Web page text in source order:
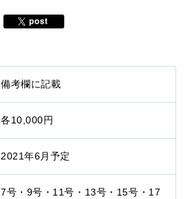
備考欄に記載
各10,000円
2021年6月予定
7号・9号・11号・13号・15号・17